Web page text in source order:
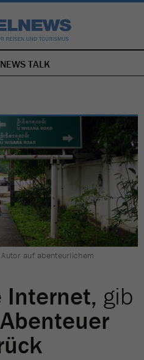
NAVIGATION
ÜBERSPRINGEN
TALK
auf abenteurlichem
Internet, gib
Abenteuer